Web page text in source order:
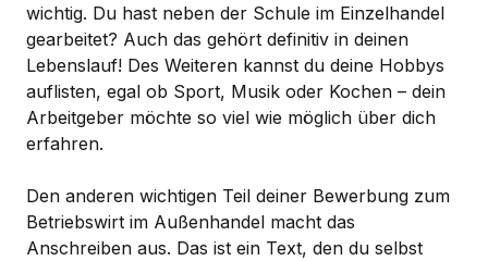
wichtig. Du hast neben der Schule im Einzelhandel
gearbeitet? Auch das gehört definitiv in deinen
Lebenslauf! Des Weiteren kannst du deine Hobbys
auflisten, egal ob Sport, Musik oder Kochen – dein
Arbeitgeber möchte so viel wie möglich über dich
erfahren.
Den anderen wichtigen Teil deiner Bewerbung zum
Betriebswirt im Außenhandel macht das
Anschreiben aus. Das ist ein Text, den du selbst